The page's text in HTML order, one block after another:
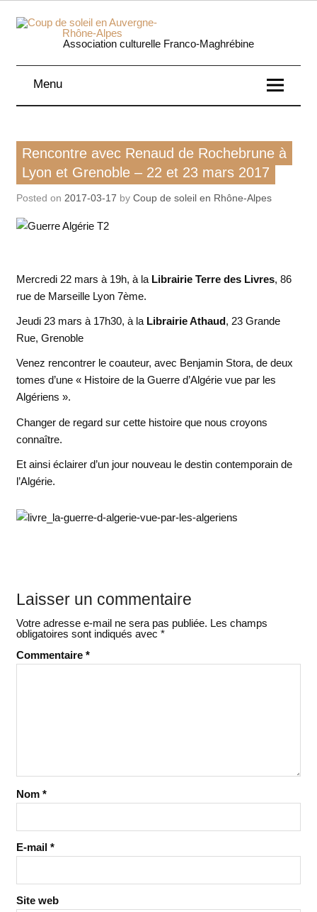
Skip
content
Coup
soleil
Association culturelle Franco-Maghrébine
Menu
Action de notre asso
Histoire / mémoires
Rencontre avec Renaud de Rochebrune à
Lyon et Grenoble – 22 et 23 mars 2017
Posted on 2017-03-17 by Coup de soleil en Rhône-Alpes
Mercredi 22 mars à 19h, à la Librairie Terre des Livres, 86
rue de Marseille Lyon 7ème.
Jeudi 23 mars à 17h30, à la Librairie Athaud, 23 Grande
Rue, Grenoble
Venez rencontrer le coauteur, avec Benjamin Stora, de deux
tomes d’une « Histoire de la Guerre d’Algérie vue par les
Algériens ».
Changer de regard sur cette histoire que nous croyons
connaître.
Et ainsi éclairer d’un jour nouveau le destin contemporain de
l’Algérie.
Laisser un commentaire
Votre adresse e-mail ne sera pas publiée. Les champs
obligatoires sont indiqués avec *
Commentaire *
Nom *
E-mail *
Site web